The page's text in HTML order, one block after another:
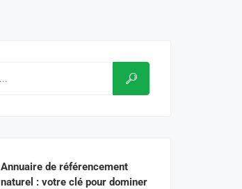
Annuaire de référencement
naturel : votre clé pour dominer